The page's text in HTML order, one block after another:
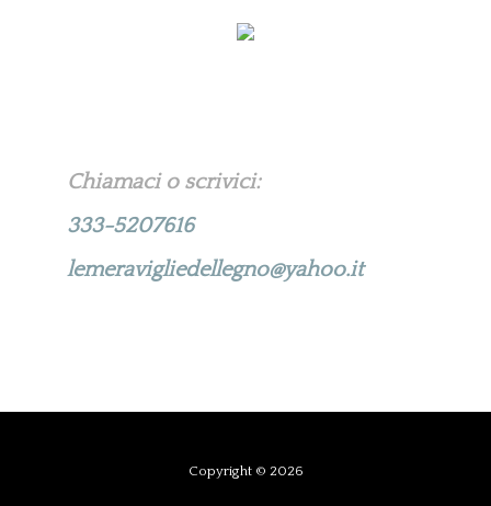
Chiamaci o scrivici:
333-5207616
lemeravigliedellegno@yahoo.it
Copyright © 2026